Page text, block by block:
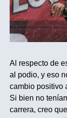
Al respecto de
al podio, y eso
cambio positivo
Si bien no
carrera, creo